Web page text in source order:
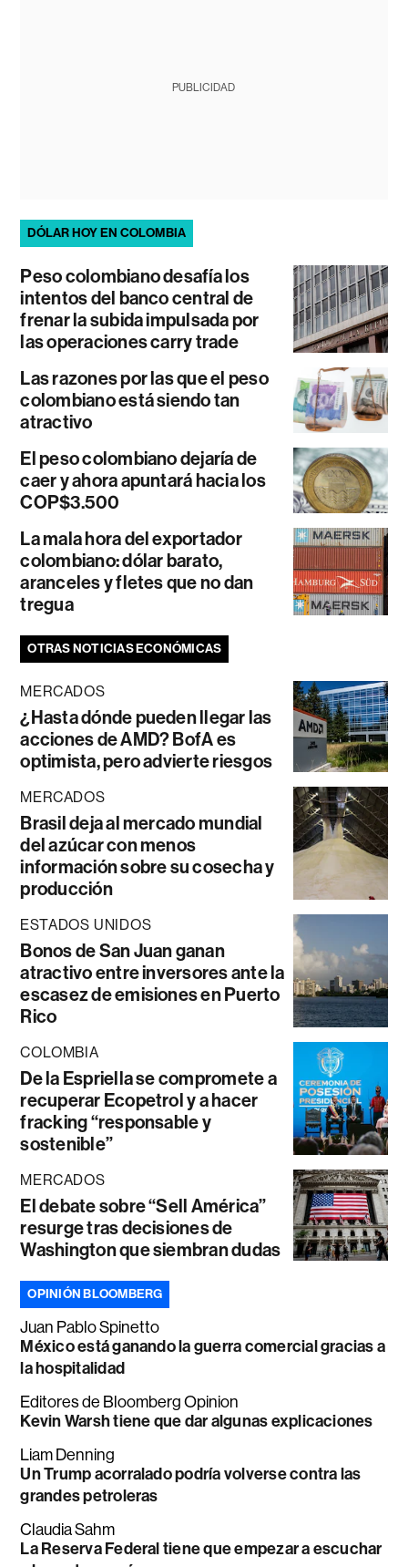
PUBLICIDAD
DÓLAR HOY EN COLOMBIA
Peso colombiano desafía los
intentos del banco central de
frenar la subida impulsada por
las operaciones carry trade
Las razones por las que el peso
colombiano está siendo tan
atractivo
El peso colombiano dejaría de
caer y ahora apuntará hacia los
COP$3.500
La mala hora del exportador
colombiano: dólar barato,
aranceles y fletes que no dan
tregua
OTRAS NOTICIAS ECONÓMICAS
MERCADOS
¿Hasta dónde pueden llegar las
acciones de AMD? BofA es
optimista, pero advierte riesgos
MERCADOS
Brasil deja al mercado mundial
del azúcar con menos
información sobre su cosecha y
producción
ESTADOS UNIDOS
Bonos de San Juan ganan
atractivo entre inversores ante la
escasez de emisiones en Puerto
Rico
COLOMBIA
De la Espriella se compromete a
recuperar Ecopetrol y a hacer
fracking “responsable y
sostenible”
MERCADOS
El debate sobre “Sell América”
resurge tras decisiones de
Washington que siembran dudas
OPINIÓN BLOOMBERG
Juan Pablo Spinetto
México está ganando la guerra comercial gracias a
la hospitalidad
Editores de Bloomberg Opinion
Kevin Warsh tiene que dar algunas explicaciones
Liam Denning
Un Trump acorralado podría volverse contra las
grandes petroleras
Claudia Sahm
La Reserva Federal tiene que empezar a escuchar